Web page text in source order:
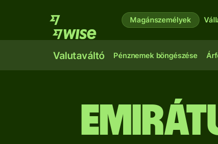
Magánszemélyek
Valutaváltó Pénznemek böngészése